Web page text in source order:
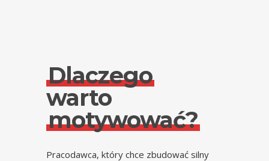
Dlaczego
warto
motywować?
Pracodawca, który chce zbudować silny